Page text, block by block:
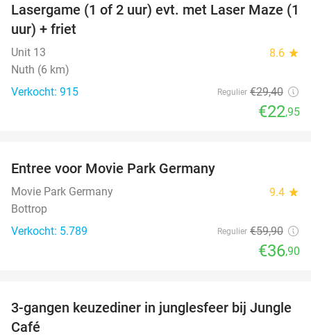
22%
Lasergame (1 of 2 uur) evt. met Laser Maze (1
uur) + friet
Unit 13 8.6 star
Nuth (6 km)
Verkocht: 915
Regulier €29,40
€22,95
Entree voor Movie Park Germany
Movie Park Germany 9.4 star
Bottrop
Verkocht: 5.789
Regulier €59,90
€36,90
21%
3-gangen keuzediner in junglesfeer bij Jungle
Café